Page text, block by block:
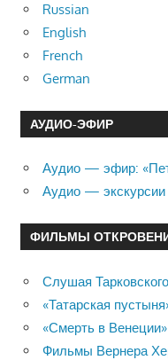
Russian
English
French
German
АУДИО-ЭФИР
Аудио — эфир:
Аудио — экскурсии
ФИЛЬМЫ
Слушая Тарковского
«Татарская
«Смерть в Венеции»
Фильмы Вернера